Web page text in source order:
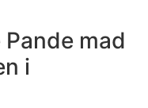
mad
i